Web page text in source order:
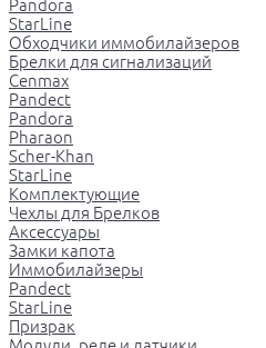
Pandora
StarLine
Обходчики иммобилайзеров
Брелки для сигнализаций
Cenmax
Pandect
Pandora
Pharaon
Scher-Khan
StarLine
Комплектующие
Чехлы для Брелков
Аксессуары
Замки капота
Иммобилайзеры
Pandect
StarLine
Призрак